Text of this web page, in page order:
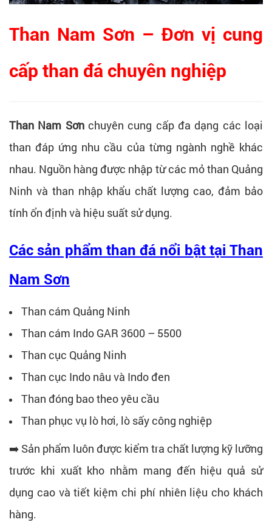
Than Nam Sơn – Đơn vị cung
cấp than đá chuyên nghiệp
Than Nam Sơnchuyên cung cấp đa dạng các loại
than đáp ứng nhu cầu của từng ngành nghề khác
nhau. Nguồn hàng được nhập từ các mỏ than Quảng
Ninh và than nhập khẩu chất lượng cao, đảm bảo
tính ổn định và hiệu suất sử dụng.
Các sản phẩm than đá nổi bật tại Than
Nam Sơn
Than cám Quảng Ninh
Than cám Indo GAR 3600 – 5500
Than cục Quảng Ninh
Than cục Indo nâu và Indo đen
Than đóng bao theo yêu cầu
Than phục vụ lò hơi, lò sấy công nghiệp
➡️ Sản phẩm luôn được kiểm tra chất lượng kỹ lưỡng
trước khi xuất kho nhằm mang đến hiệu quả sử
dụng cao và tiết kiệm chi phí nhiên liệu cho khách
hàng.